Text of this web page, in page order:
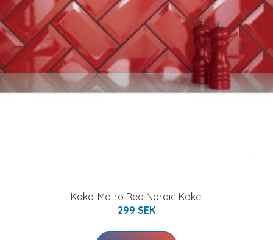
Kakel Metro Red Nordic Kakel
299 SEK